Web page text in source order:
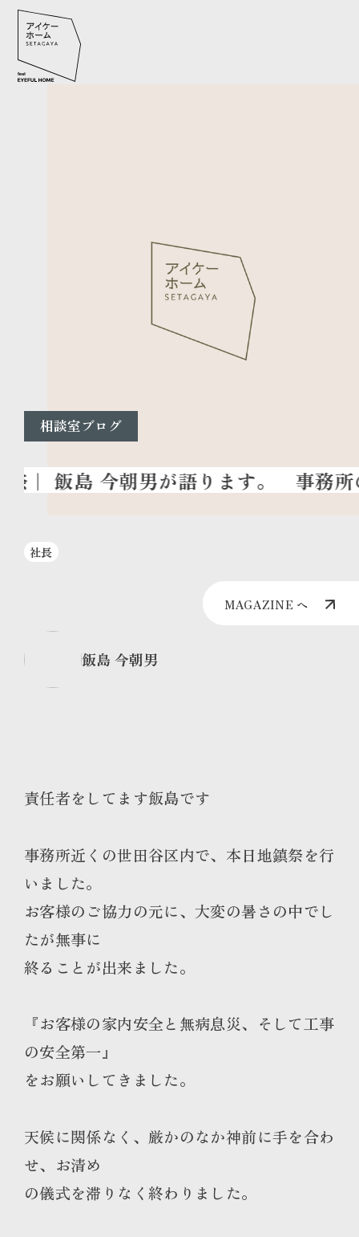
相談室ブログ
事務所
社長
MAGAZINE へ
飯島 今朝男
責任者をしてます飯島です
事務所近くの世田谷区内で、本日地鎮祭を行
いました。
お客様のご協力の元に、大変の暑さの中でし
たが無事に
終ることが出来ました。
『お客様の家内安全と無病息災、そして工事
の安全第一』
をお願いしてきました。
天候に関係なく、厳かのなか神前に手を合わ
せ、お清め
の儀式を滞りなく終わりました。